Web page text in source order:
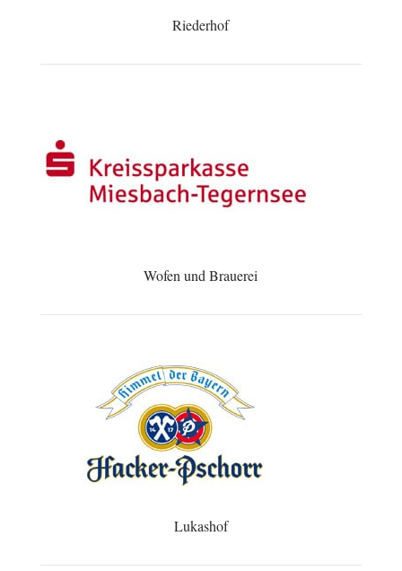
Riederhof
Wofen und Brauerei
Lukashof